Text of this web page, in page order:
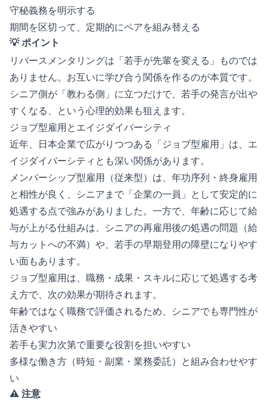
守秘義務を明示する
期間を区切って、定期的にペアを組み替える
💡 ポイント
リバースメンタリングは「若手が先輩を変える」ものでは
ありません。お互いに学び合う関係を作るのが本質です。
シニア側が「教わる側」に立つだけで、若手の発言が出や
すくなる、という心理的効果も狙えます。
ジョブ型雇用とエイジダイバーシティ
近年、日本企業で広がりつつある「ジョブ型雇用」は、エ
イジダイバーシティとも深い関係があります。
メンバーシップ型雇用（従来型）は、年功序列・終身雇用
と相性が良く、シニアまで「企業の一員」として安定的に
処遇する点で強みがありました。一方で、年齢に応じて給
与が上がる仕組みは、シニアの再雇用後の処遇の問題（給
与カットへの不満）や、若手の早期登用の障壁になりやす
い面もあります。
ジョブ型雇用は、職務・成果・スキルに応じて処遇する考
え方で、次の効果が期待されます。
年齢ではなく職務で評価されるため、シニアでも専門性が
活きやすい
若手も実力次第で重要な役割を担いやすい
多様な働き方（時短・副業・業務委託）と組み合わせやす
い
⚠️ 注意